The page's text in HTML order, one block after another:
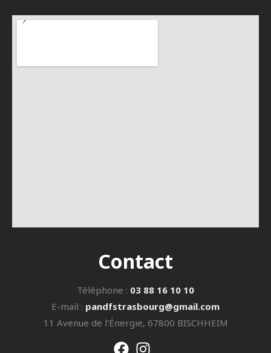
Contact
Téléphone : 03 88 16 10 10
E-mail : pandfstrasbourg@gmail.com
11 Avenue de l'Énergie, 67800 BISCHHEIM